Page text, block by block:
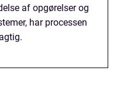
af opgørelser og
har processen